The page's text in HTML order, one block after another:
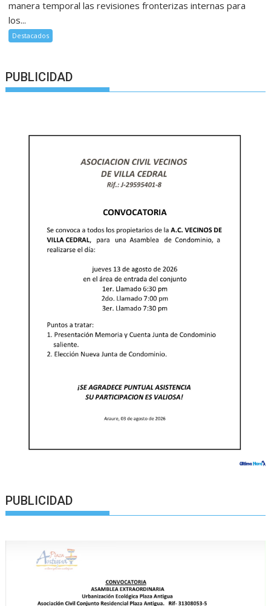
manera temporal las revisiones fronterizas internas para
los...
Destacados
PUBLICIDAD
PUBLICIDAD